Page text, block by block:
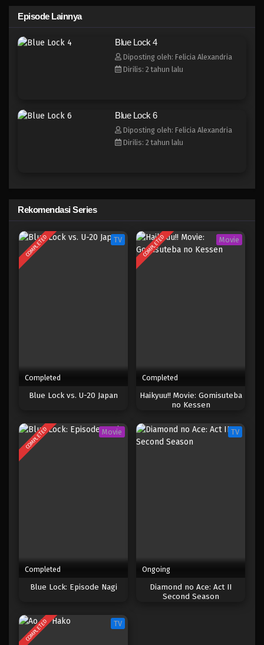
Blue Lock Episode 24
Eps 24 - Episode 24 - April 17, 2023
Blue Lock Episode 23
Blue Lock Episode 22
Eps 22 - Episode 22 - April 17, 2023
Blue Lock Episode 20
Eps 20 - Episode 20 - April 17, 2023
Blue Lock Episode 19
Blue Lock Episode 12
Episode Lainnya
Blue Lock 4
Diposting oleh: Felicia Alexandria
Dirilis: 2 tahun lalu
Blue Lock 6
Diposting oleh: Felicia Alexandria
Dirilis: 2 tahun lalu
Rekomendasi Series
COMPLETED TV
Completed
Blue Lock vs. U-20 Japan
COMPLETED Movie
Completed
Haikyuu!! Movie: Gomisuteba
no Kessen
COMPLETED Movie
Completed
Blue Lock: Episode Nagi
TV
Ongoing
Diamond no Ace: Act II
Second Season
COMPLETED TV